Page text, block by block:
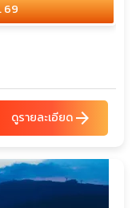
69
ดูรายละเอียดarrow_forward